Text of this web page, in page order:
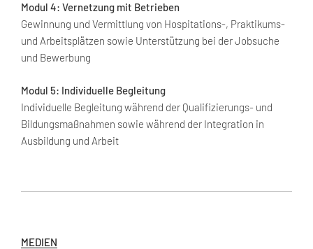
Modul 4: Vernetzung mit Betrieben
Gewinnung und Vermittlung von Hospitations-, Praktikums-
und Arbeitsplätzen sowie Unterstützung bei der Jobsuche
und Bewerbung
Modul 5: Individuelle Begleitung
Individuelle Begleitung während der Qualifizierungs- und
Bildungsmaßnahmen sowie während der Integration in
Ausbildung und Arbeit
MEDIEN